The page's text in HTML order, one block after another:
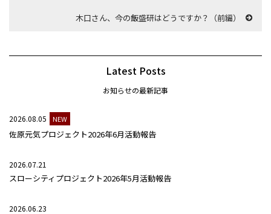
木口さん、今の飯盛研はどうですか？（前編）
Latest Posts
お知らせの最新記事
2026.08.05 NEW
佐原元気プロジェクト2026年6月活動報告
2026.07.21
スローシティプロジェクト2026年5月活動報告
2026.06.23